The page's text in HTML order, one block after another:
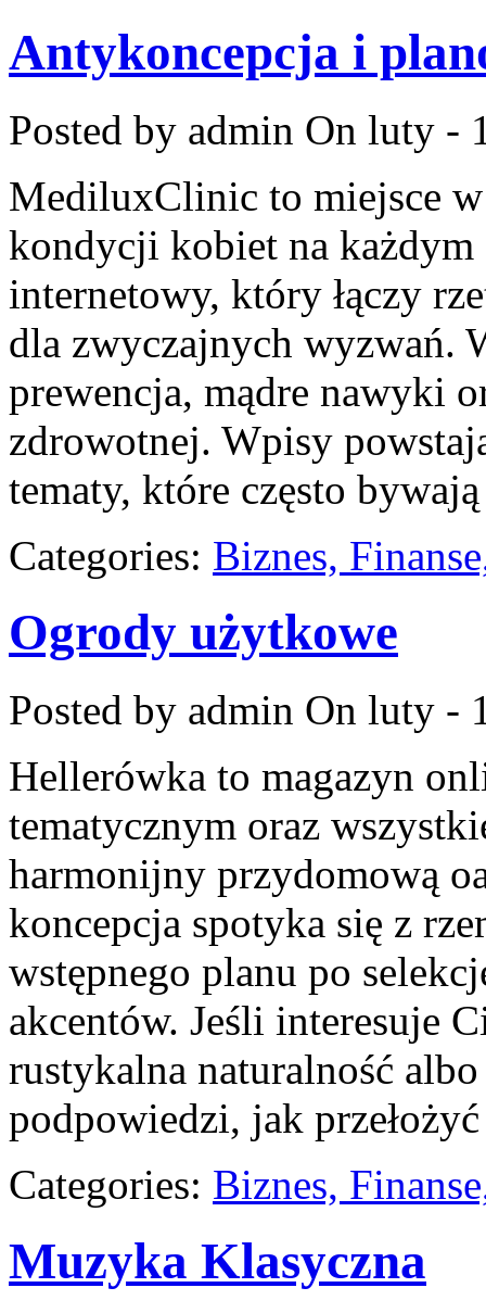
Antykoncepcja i
Posted by admin On luty -
MediluxClinic to miejsce
kondycji kobiet na każdym
internetowy, który łączy
dla zwyczajnych wyzwań.
prewencja, mądre nawyki
zdrowotnej. Wpisy
tematy, które często bywają
Categories: Biznes,
Ogrody użytkowe
Posted by admin On luty -
Hellerówka to magazyn
tematycznym oraz
harmonijny przydomową
koncepcja spotyka się z
wstępnego planu po
akcentów. Jeśli interesuje
rustykalna naturalność
podpowiedzi, jak
Categories: Biznes,
Muzyka Klasyczna